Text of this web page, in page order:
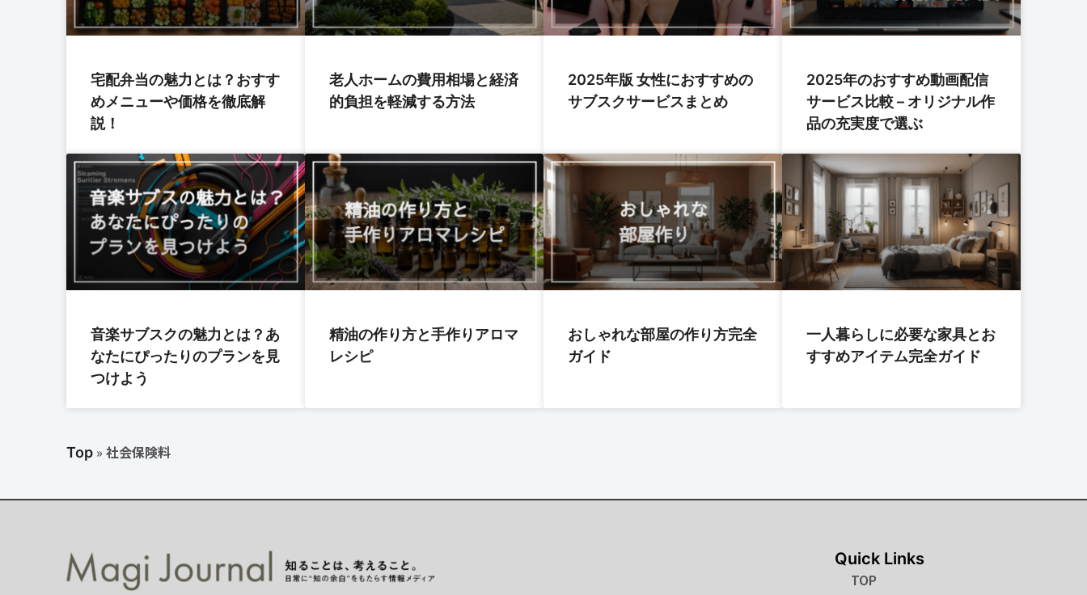
宅配弁当の魅力とは？おすす
めメニューや価格を徹底解
説！
老人ホームの費用相場と経済
的負担を軽減する方法
2025年版 女性におすすめの
サブスクサービスまとめ
2025年のおすすめ動画配信
サービス比較 – オリジナル作
品の充実度で選ぶ
音楽サブスクの魅力とは？あ
なたにぴったりのプランを見
つけよう
精油の作り方と手作りアロマ
レシピ
おしゃれな部屋の作り方完全
ガイド
一人暮らしに必要な家具とお
すすめアイテム完全ガイド
Top » 社会保険料
Quick Links
TOP